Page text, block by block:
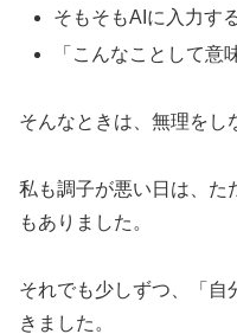
そもそもAIに入力す
「こんなことして意
そんなときは、無理をし
私も調子が悪い日は、た
もありました。
それでも少しずつ、「自
きました。